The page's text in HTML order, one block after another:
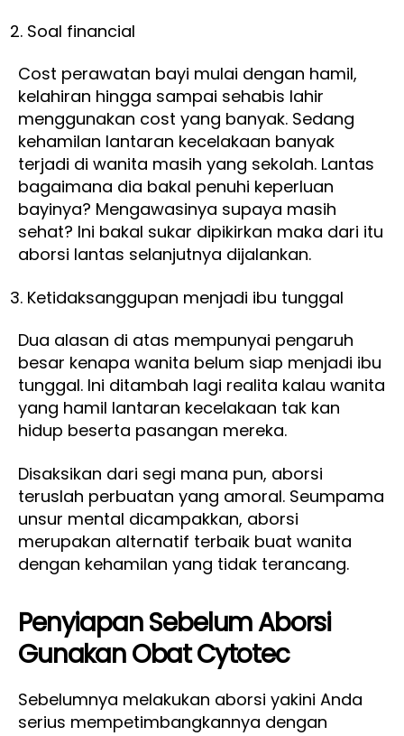
Soal financial
Cost perawatan bayi mulai dengan hamil,
kelahiran hingga sampai sehabis lahir
menggunakan cost yang banyak. Sedang
kehamilan lantaran kecelakaan banyak
terjadi di wanita masih yang sekolah. Lantas
bagaimana dia bakal penuhi keperluan
bayinya? Mengawasinya supaya masih
sehat? Ini bakal sukar dipikirkan maka dari itu
aborsi lantas selanjutnya dijalankan.
Ketidaksanggupan menjadi ibu tunggal
Dua alasan di atas mempunyai pengaruh
besar kenapa wanita belum siap menjadi ibu
tunggal. Ini ditambah lagi realita kalau wanita
yang hamil lantaran kecelakaan tak kan
hidup beserta pasangan mereka.
Disaksikan dari segi mana pun, aborsi
teruslah perbuatan yang amoral. Seumpama
unsur mental dicampakkan, aborsi
merupakan alternatif terbaik buat wanita
dengan kehamilan yang tidak terancang.
Penyiapan Sebelum Aborsi
Gunakan Obat Cytotec
Sebelumnya melakukan aborsi yakini Anda
serius mempetimbangkannya dengan